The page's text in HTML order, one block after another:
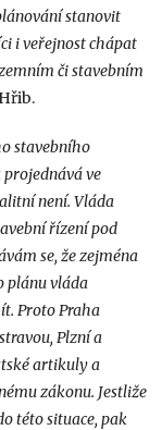
stanovit
i veřejnost chápat
či stavebním
stavebního
ve
není. Vláda
řízení pod
se, že zejména
plánu vláda
Proto Praha
Plzní a
artikuly a
zákonu. Jestliže
této situace, pak